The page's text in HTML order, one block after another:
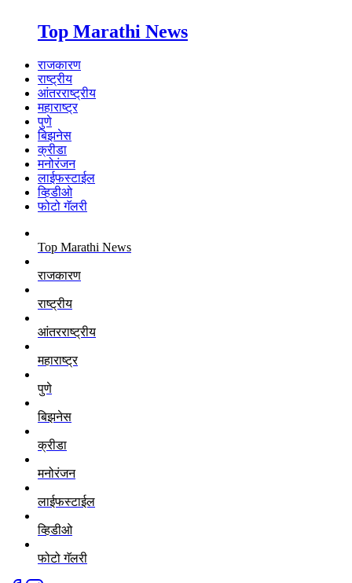
Top Marathi News
राजकारण
राष्ट्रीय
आंतरराष्ट्रीय
महाराष्ट्र
पुणे
बिझनेस
क्रीडा
मनोरंजन
लाईफस्टाईल
व्हिडीओ
फोटो गॅलरी
Top Marathi News
राजकारण
राष्ट्रीय
आंतरराष्ट्रीय
महाराष्ट्र
पुणे
बिझनेस
क्रीडा
मनोरंजन
लाईफस्टाईल
व्हिडीओ
फोटो गॅलरी